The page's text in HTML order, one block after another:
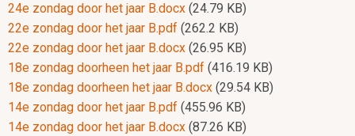
24e zondag door het jaar B.docx (24.79 KB)
22e zondag door het jaar B.pdf (262.2 KB)
22e zondag door het jaar B.docx (26.95 KB)
18e zondag doorheen het jaar B.pdf (416.19 KB)
18e zondag doorheen het jaar B.docx (29.54 KB)
14e zondag door het jaar B.pdf (455.96 KB)
14e zondag door het jaar B.docx (87.26 KB)